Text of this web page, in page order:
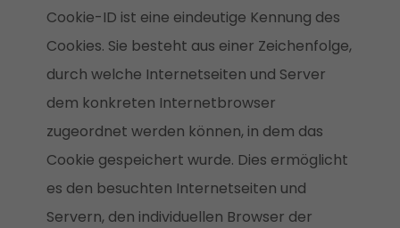
Cookie-ID ist eine eindeutige Kennung des
Cookies. Sie besteht aus einer Zeichenfolge,
durch welche Internetseiten und Server
dem konkreten Internetbrowser
zugeordnet werden können, in dem das
Cookie gespeichert wurde. Dies ermöglicht
es den besuchten Internetseiten und
Servern, den individuellen Browser der